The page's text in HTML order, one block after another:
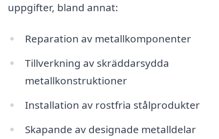
uppgifter, bland annat:
Reparation av metallkomponenter
Tillverkning av skräddarsydda
metallkonstruktioner
Installation av rostfria stålprodukter
Skapande av designade metalldelar